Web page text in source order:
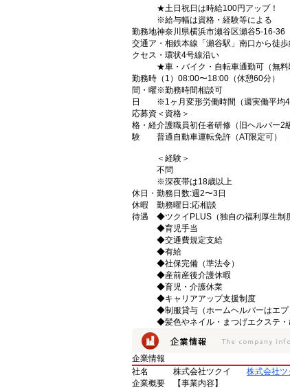
★土日祝日は時給100円アップ！
※給与幅は資格・経験等による
勤務地神奈川県横浜市瀬谷区瀬谷5-16-36
交通ア
クセス
・相鉄本線「瀬谷駅」南口から徒
・環状4号線沿い
★車・バイク・自転車通勤可（無料
勤務時
間・曜
日
（1）08:00〜18:00（休憩60分）
※勤務時間相談可
※1ヶ月変形労働時間（週実働平均
応募資
格・経
験
＜資格＞
介護職員初任者研修（旧ヘルパー
普通自動車運転免許（AT限定可）
＜経験＞
不問
※深夜帯は18歳以上
休日・
休暇
勤務日数:週2〜3日
勤務曜日:応相談
待遇
◆ツクイPLUS（独自の福利厚生制
◆育児手当
◆交通費規定支給
◆有給
◆社保完備（準法令）
◆産前産後介護休暇
◆育児・介護休業
◆キャリアアップ支援制度
◆制服貸与（ホームヘルパーはエプ
◆髪色やネイル・まつげエクステ
企業情報
社名
株式会社ツクイ
株式会社ツ
企業概要
【事業内容】